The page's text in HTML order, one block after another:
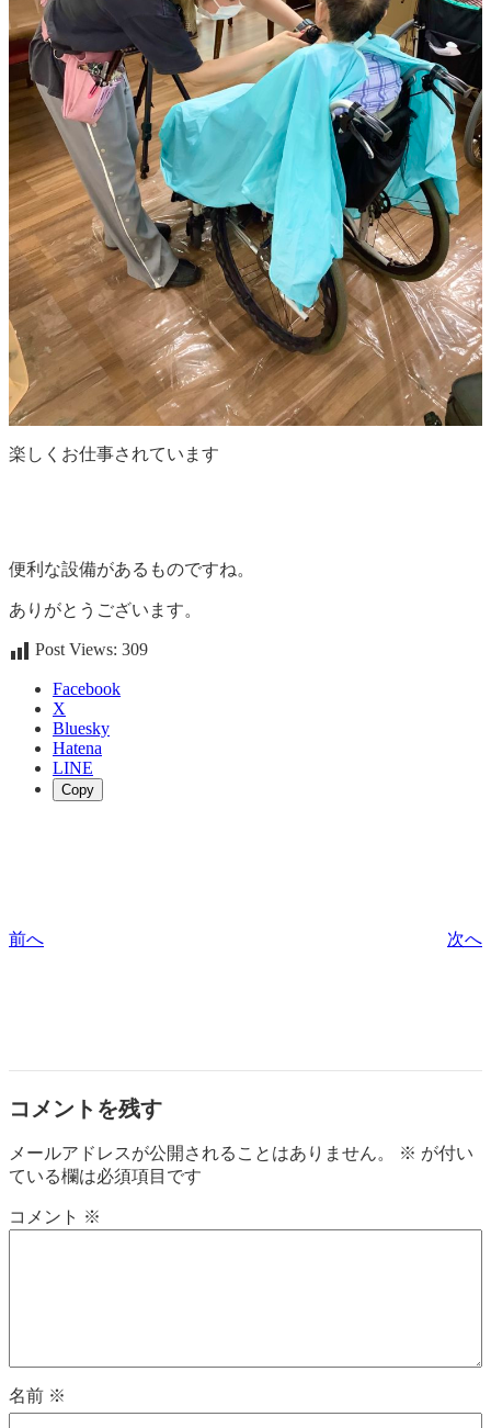
楽しくお仕事されています
便利な設備があるものですね。
ありがとうございます。
Post Views: 309
Facebook
X
Bluesky
Hatena
LINE
Copy
前へ 次へ
コメントを残す
メールアドレスが公開されることはありません。 ※ が付い
ている欄は必須項目です
コメント ※
名前 ※